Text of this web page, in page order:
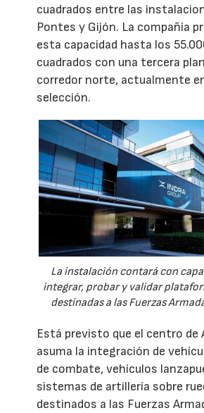
cuadrados entre las
Pontes y Gijón. La compañía
esta capacidad hasta los
cuadrados con una tercera
corredor norte, actualmente
selección.
La instalación contará con
integrar, probar y validar
destinadas a las Fuerzas
Está previsto que el centro de
asuma la integración de
de combate, vehículos
sistemas de artillería sobre
destinados a las Fuerzas